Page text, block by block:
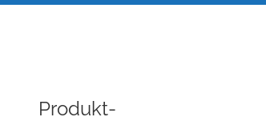
Produkt-